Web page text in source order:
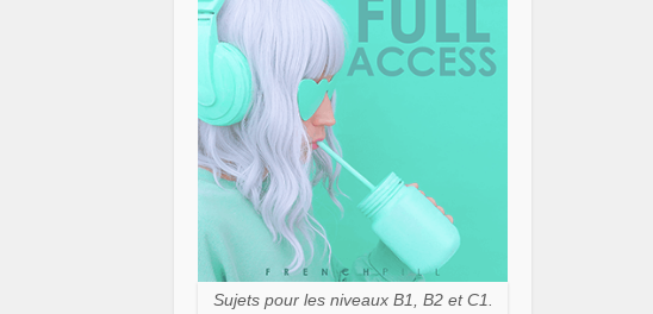
Sujets pour les niveaux B1, B2 et C1.